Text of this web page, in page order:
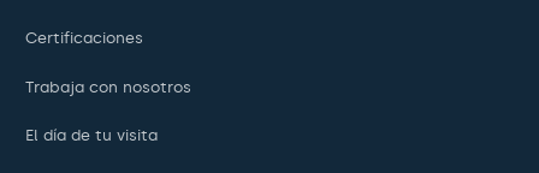
Certificaciones
Trabaja con nosotros
El día de tu visita